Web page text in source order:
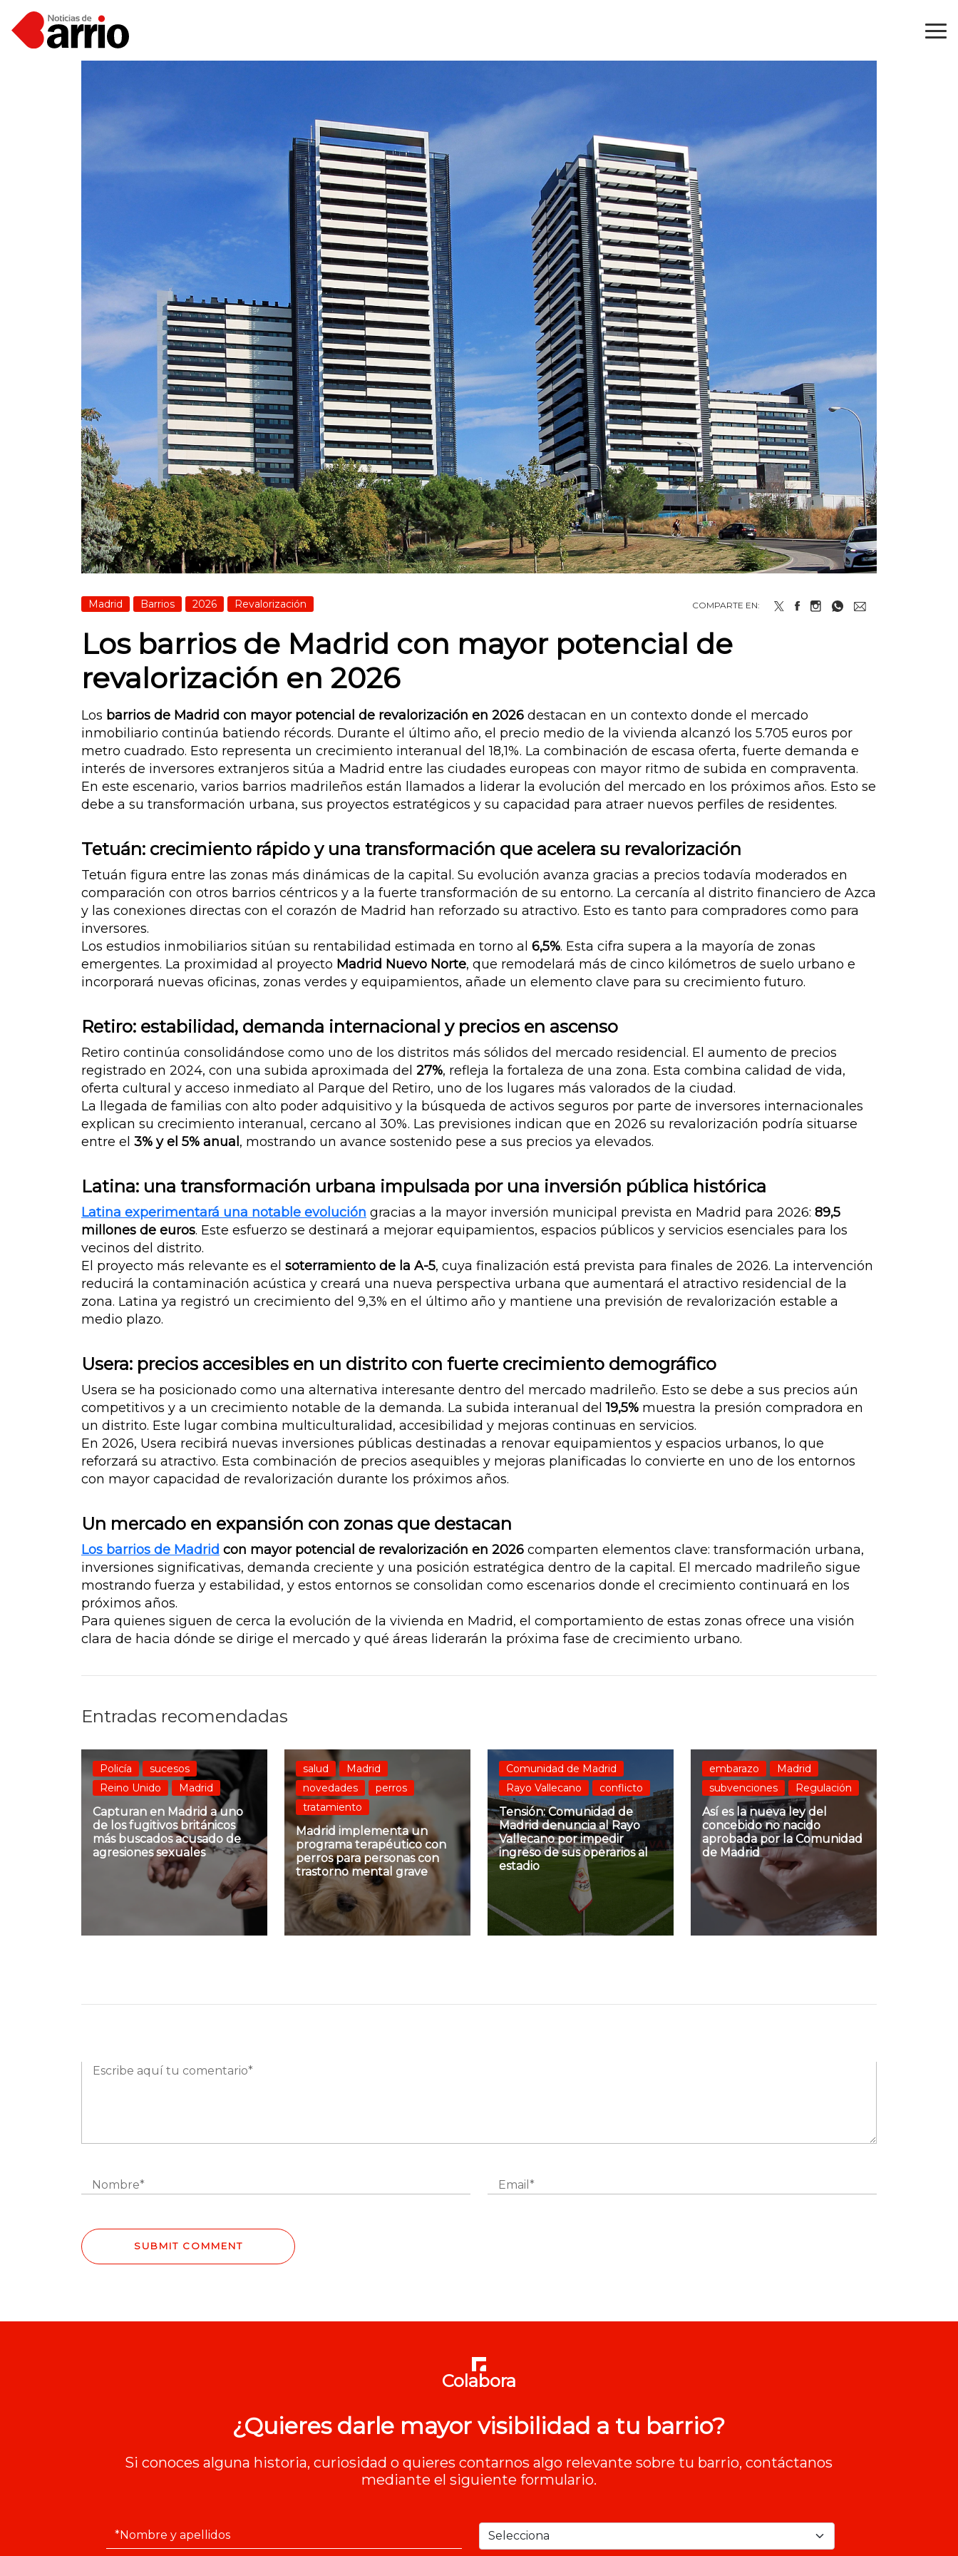
Madrid Barrios 2026 Revalorización COMPARTE EN:
Los barrios de Madrid con mayor potencial de
revalorización en 2026
Los barrios de Madrid con mayor potencial de revalorización en 2026 destacan en un contexto donde el mercado
inmobiliario continúa batiendo récords. Durante el último año, el precio medio de la vivienda alcanzó los 5.705 euros por
metro cuadrado. Esto representa un crecimiento interanual del 18,1%. La combinación de escasa oferta, fuerte demanda e
interés de inversores extranjeros sitúa a Madrid entre las ciudades europeas con mayor ritmo de subida en compraventa.
En este escenario, varios barrios madrileños están llamados a liderar la evolución del mercado en los próximos años. Esto se
debe a su transformación urbana, sus proyectos estratégicos y su capacidad para atraer nuevos perfiles de residentes.
Tetuán: crecimiento rápido y una transformación que acelera su revalorización
Tetuán figura entre las zonas más dinámicas de la capital. Su evolución avanza gracias a precios todavía moderados en
comparación con otros barrios céntricos y a la fuerte transformación de su entorno. La cercanía al distrito financiero de Azca
y las conexiones directas con el corazón de Madrid han reforzado su atractivo. Esto es tanto para compradores como para
inversores.
Los estudios inmobiliarios sitúan su rentabilidad estimada en torno al 6,5%. Esta cifra supera a la mayoría de zonas
emergentes. La proximidad al proyecto Madrid Nuevo Norte, que remodelará más de cinco kilómetros de suelo urbano e
incorporará nuevas oficinas, zonas verdes y equipamientos, añade un elemento clave para su crecimiento futuro.
Retiro: estabilidad, demanda internacional y precios en ascenso
Retiro continúa consolidándose como uno de los distritos más sólidos del mercado residencial. El aumento de precios
registrado en 2024, con una subida aproximada del 27%, refleja la fortaleza de una zona. Esta combina calidad de vida,
oferta cultural y acceso inmediato al Parque del Retiro, uno de los lugares más valorados de la ciudad.
La llegada de familias con alto poder adquisitivo y la búsqueda de activos seguros por parte de inversores internacionales
explican su crecimiento interanual, cercano al 30%. Las previsiones indican que en 2026 su revalorización podría situarse
entre el 3% y el 5% anual , mostrando un avance sostenido pese a sus precios ya elevados.
Latina: una transformación urbana impulsada por una inversión pública histórica
Latina experimentará una notable evolución gracias a la mayor inversión municipal prevista en Madrid para 2026: 89,5
millones de euros. Este esfuerzo se destinará a mejorar equipamientos, espacios públicos y servicios esenciales para los
vecinos del distrito.
El proyecto más relevante es el soterramiento de la A-5, cuya finalización está prevista para finales de 2026. La intervención
reducirá la contaminación acústica y creará una nueva perspectiva urbana que aumentará el atractivo residencial de la
zona. Latina ya registró un crecimiento del 9,3% en el último año y mantiene una previsión de revalorización estable a
medio plazo.
Usera: precios accesibles en un distrito con fuerte crecimiento demográfico
Usera se ha posicionado como una alternativa interesante dentro del mercado madrileño. Esto se debe a sus precios aún
competitivos y a un crecimiento notable de la demanda. La subida interanual del19,5% muestra la presión compradora en
un distrito. Este lugar combina multiculturalidad, accesibilidad y mejoras continuas en servicios.
En 2026, Usera recibirá nuevas inversiones públicas destinadas a renovar equipamientos y espacios urbanos, lo que
reforzará su atractivo. Esta combinación de precios asequibles y mejoras planificadas lo convierte en uno de los entornos
con mayor capacidad de revalorización durante los próximos años.
Un mercado en expansión con zonas que destacan
Los barrios de Madrid con mayor potencial de revalorización en 2026 comparten elementos clave: transformación urbana,
inversiones significativas, demanda creciente y una posición estratégica dentro de la capital. El mercado madrileño sigue
mostrando fuerza y estabilidad, y estos entornos se consolidan como escenarios donde el crecimiento continuará en los
próximos años.
Para quienes siguen de cerca la evolución de la vivienda en Madrid, el comportamiento de estas zonas ofrece una visión
clara de hacia dónde se dirige el mercado y qué áreas liderarán la próxima fase de crecimiento urbano.
Entradas recomendadas
Policía
sucesos
Reino Unido
Madrid
Capturan en Madrid a uno
de los fugitivos británicos
más buscados acusado de
agresiones sexuales
salud
Madrid
novedades
perros
tratamiento
Madrid implementa un
programa terapéutico con
perros para personas con
trastorno mental grave
Comunidad de Madrid
Rayo Vallecano
conflicto
Tensión: Comunidad de
Madrid denuncia al Rayo
Vallecano por impedir
ingreso de sus operarios al
estadio
embarazo
Madrid
subvenciones
Regulación
Así es la nueva ley del
concebido no nacido
aprobada por la Comunidad
de Madrid
Colabora
¿Quieres darle mayor visibilidad a tu barrio?
Si conoces alguna historia, curiosidad o quieres contarnos algo relevante sobre tu barrio, contáctanos
mediante el siguiente formulario.